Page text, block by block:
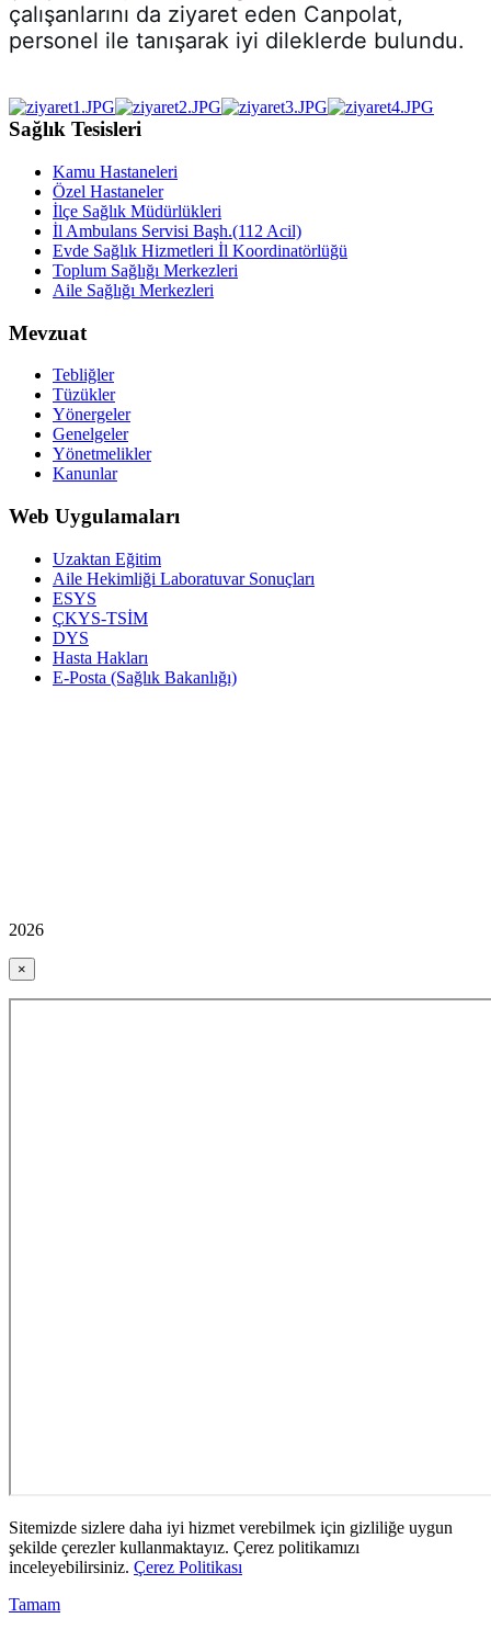
çalışanlarını da ziyaret eden Canpolat,
personel ile tanışarak iyi dileklerde bulundu.
Sağlık Tesisleri
Kamu Hastaneleri
Özel Hastaneler
İlçe Sağlık Müdürlükleri
İl Ambulans Servisi Başh.(112 Acil)
Evde Sağlık Hizmetleri İl Koordinatörlüğü
Toplum Sağlığı Merkezleri
Aile Sağlığı Merkezleri
Mevzuat
Tebliğler
Tüzükler
Yönergeler
Genelgeler
Yönetmelikler
Kanunlar
Web Uygulamaları
Uzaktan Eğitim
Aile Hekimliği Laboratuvar Sonuçları
ESYS
ÇKYS-TSİM
DYS
Hasta Hakları
E-Posta (Sağlık Bakanlığı)
2026
×
Sitemizde sizlere daha iyi hizmet verebilmek için gizliliğe uygun
şekilde çerezler kullanmaktayız. Çerez politikamızı
inceleyebilirsiniz. Çerez Politikası
Tamam